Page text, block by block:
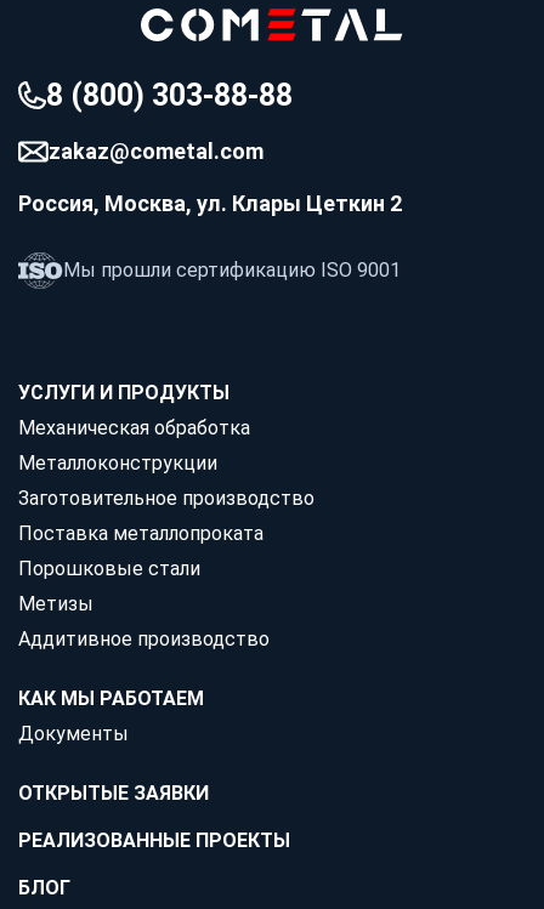
8 (800) 303-88-88
zakaz@cometal.com
Россия, Москва, ул. Клары Цеткин 2
Мы прошли сертификацию ISO 9001
УСЛУГИ И ПРОДУКТЫ
Механическая обработка
Металлоконструкции
Заготовительное производство
Поставка металлопроката
Порошковые стали
Метизы
Аддитивное производство
КАК МЫ РАБОТАЕМ
Документы
ОТКРЫТЫЕ ЗАЯВКИ
РЕАЛИЗОВАННЫЕ ПРОЕКТЫ
БЛОГ